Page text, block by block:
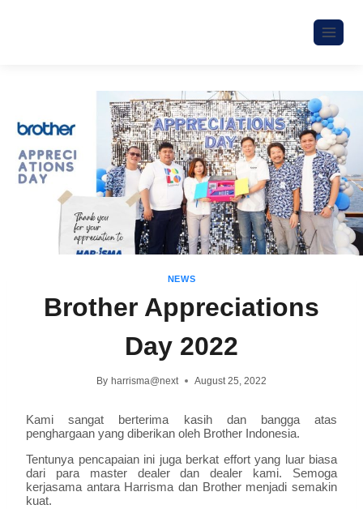
NEWS
Brother Appreciations
Day 2022
By harrisma@next August 25, 2022
Kami sangat berterima kasih dan bangga atas
penghargaan yang diberikan oleh Brother Indonesia.
Tentunya pencapaian ini juga berkat effort yang luar biasa
dari para master dealer dan dealer kami. Semoga
kerjasama antara Harrisma dan Brother menjadi semakin
kuat.